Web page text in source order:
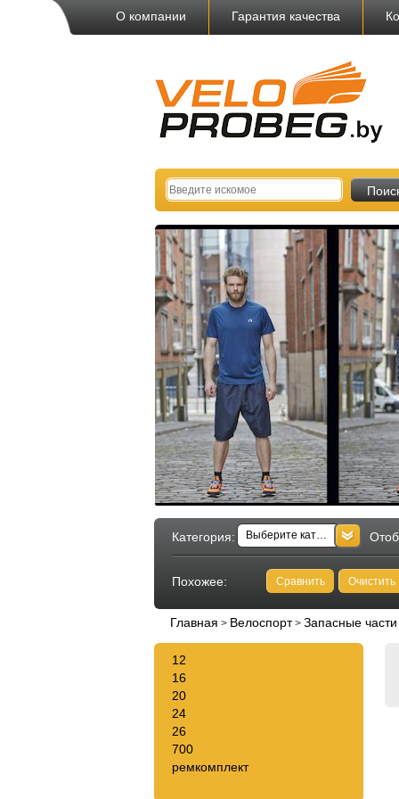
О компании Гарантия качества
Категория: Выберите категорию
Похожее: Сравнить Очистить
Главная > Велоспорт> Запасные части
12
16
20
24
26
700
ремкомплект